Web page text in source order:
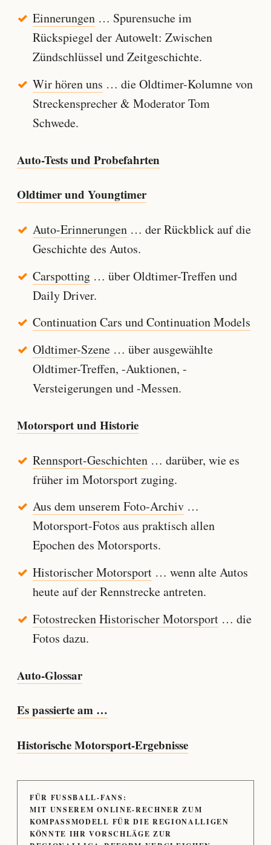
Einnerungen… Spurensuche im
Rückspiegel der Autowelt: Zwischen
Zündschlüssel und Zeitgeschichte.
Wir hören uns … die Oldtimer-Kolumne von
Streckensprecher & Moderator Tom
Schwede.
Auto-Tests und Probefahrten
Oldtimer und Youngtimer
Auto-Erinnerungen… der Rückblick auf die
Geschichte des Autos.
Carspotting… über Oldtimer-Treffen und
Daily Driver.
Continuation Cars und Continuation Models
Oldtimer-Szene… über ausgewählte
Oldtimer-Treffen, -Auktionen, -
Versteigerungen und -Messen.
Motorsport und Historie
Rennsport-Geschichten… darüber, wie es
früher im Motorsport zuging.
Aus dem unserem Foto-Archiv…
Motorsport-Fotos aus praktisch allen
Epochen des Motorsports.
Historischer Motorsport… wenn alte Autos
heute auf der Rennstrecke antreten.
Fotostrecken Historischer Motorsport… die
Fotos dazu.
Auto-Glossar
Es passierte am …
Historische Motorsport-Ergebnisse
FÜR FUSSBALL-FANS:
MIT UNSEREM ONLINE-RECHNER ZUM
KOMPASSMODELL FÜR DIE REGIONALLIGEN
KÖNNTE IHR VORSCHLÄGE ZUR